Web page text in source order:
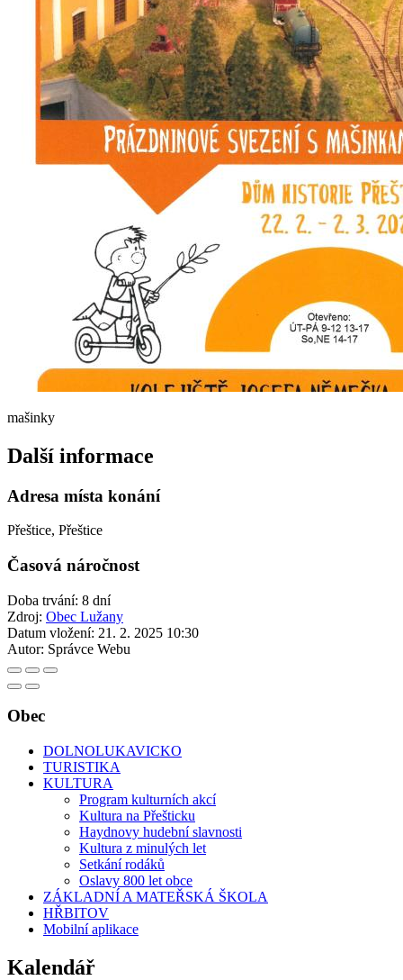
mašinky
Další informace
Adresa místa konání
Přeštice, Přeštice
Časová náročnost
Doba trvání: 8 dní
Zdroj: Obec Lužany
Datum vložení: 21. 2. 2025 10:30
Autor: Správce Webu
Obec
DOLNOLUKAVICKO
TURISTIKA
KULTURA
Program kulturních akcí
Kultura na Přešticku
Haydnovy hudební slavnosti
Kultura z minulých let
Setkání rodáků
Oslavy 800 let obce
ZÁKLADNÍ A MATEŘSKÁ ŠKOLA
HŘBITOV
Mobilní aplikace
Kalendář